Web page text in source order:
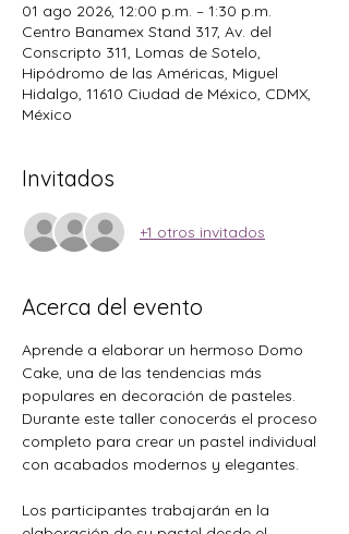
01 ago 2026, 12:00 p.m. – 1:30 p.m.
Centro Banamex Stand 317, Av. del
Conscripto 311, Lomas de Sotelo,
Hipódromo de las Américas, Miguel
Hidalgo, 11610 Ciudad de México, CDMX,
México
Invitados
+1 otros invitados
Acerca del evento
Aprende a elaborar un hermoso Domo
Cake, una de las tendencias más
populares en decoración de pasteles.
Durante este taller conocerás el proceso
completo para crear un pastel individual
con acabados modernos y elegantes.
Los participantes trabajarán en la